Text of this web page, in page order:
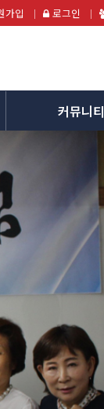
가입 로그인
커뮤니티